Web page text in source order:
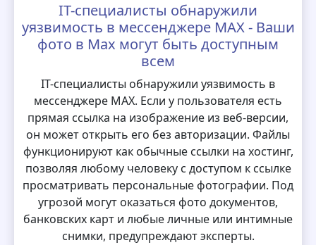
IT-специалисты обнаружили
уязвимость в мессенджере MAX - Ваши
фото в Max могут быть доступным
всем
IT-специалисты обнаружили уязвимость в
мессенджере MAX. Если у пользователя есть
прямая ссылка на изображение из веб-версии,
он может открыть его без авторизации. Файлы
функционируют как обычные ссылки на хостинг,
позволяя любому человеку с доступом к ссылке
просматривать персональные фотографии. Под
угрозой могут оказаться фото документов,
банковских карт и любые личные или интимные
снимки, предупреждают эксперты.